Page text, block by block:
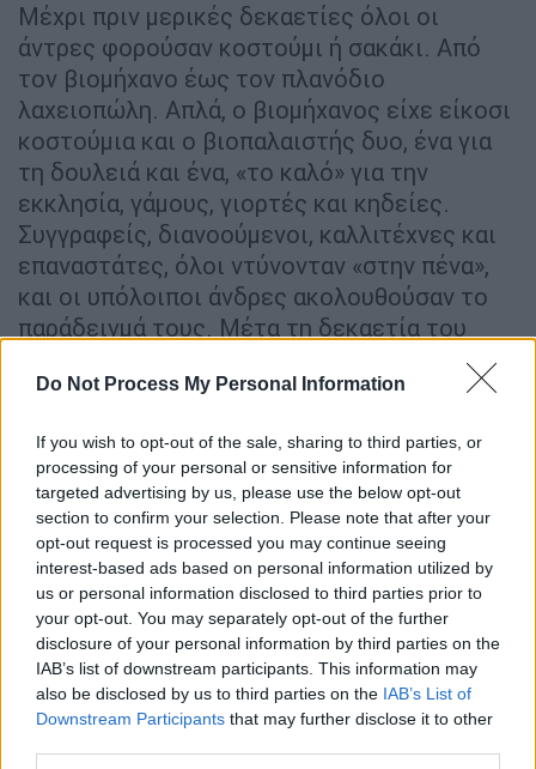
Do Not Process My Personal Information
If you wish to opt-out of the sale, sharing to third parties, or
processing of your personal or sensitive information for
targeted advertising by us, please use the below opt-out
section to confirm your selection. Please note that after your
opt-out request is processed you may continue seeing
interest-based ads based on personal information utilized by
us or personal information disclosed to third parties prior to
your opt-out. You may separately opt-out of the further
disclosure of your personal information by third parties on the
IAB’s list of downstream participants. This information may
also be disclosed by us to third parties on the IAB’s List of
Downstream Participants that may further disclose it to other
Μέχρι πριν μερικές δεκαετίες όλοι οι
άντρες φορούσαν κοστούμι ή σακάκι. Από
τον βιομήχανο έως τον πλανόδιο
λαχειοπώλη. Απλά, ο βιομήχανος είχε είκοσι
κοστούμια και ο βιοπαλαιστής δυο, ένα για
τη δουλειά και ένα, «το καλό» για την
εκκλησία, γάμους, γιορτές και κηδείες.
Συγγραφείς, διανοούμενοι, καλλιτέχνες και
επαναστάτες, όλοι ντύνονταν «στην πένα»,
και οι υπόλοιποι άνδρες ακολουθούσαν το
παράδειγμά τους. Μέτα τη δεκαετία του
1950 αυτό αρχίζει ν' ανατρέπεται με το Rock
and Roll αρχικά και κατόπιν με το κίνημα των
ανδρικό ένδυμα να γίνεται σύμβολο
καταπίεσης και κομφορμισμού. Στις μέρες
μας πλέον, οι τάσεις επιβάλλονται από
διάσημους αθλητές, ράπερς και influencers
και το να φοράς πουκάμισο και σακάκι έχει
γίνει… αντισυμβατικό. Οι καιροί αλλάζουν.
Πώς περιγράφετε τη σημασία της κλασικής
ανδρικής ένδυσης στη σύγχρονη εποχή και
γιατί πιστεύετε ότι είναι σημαντικό να
διατηρηθεί;